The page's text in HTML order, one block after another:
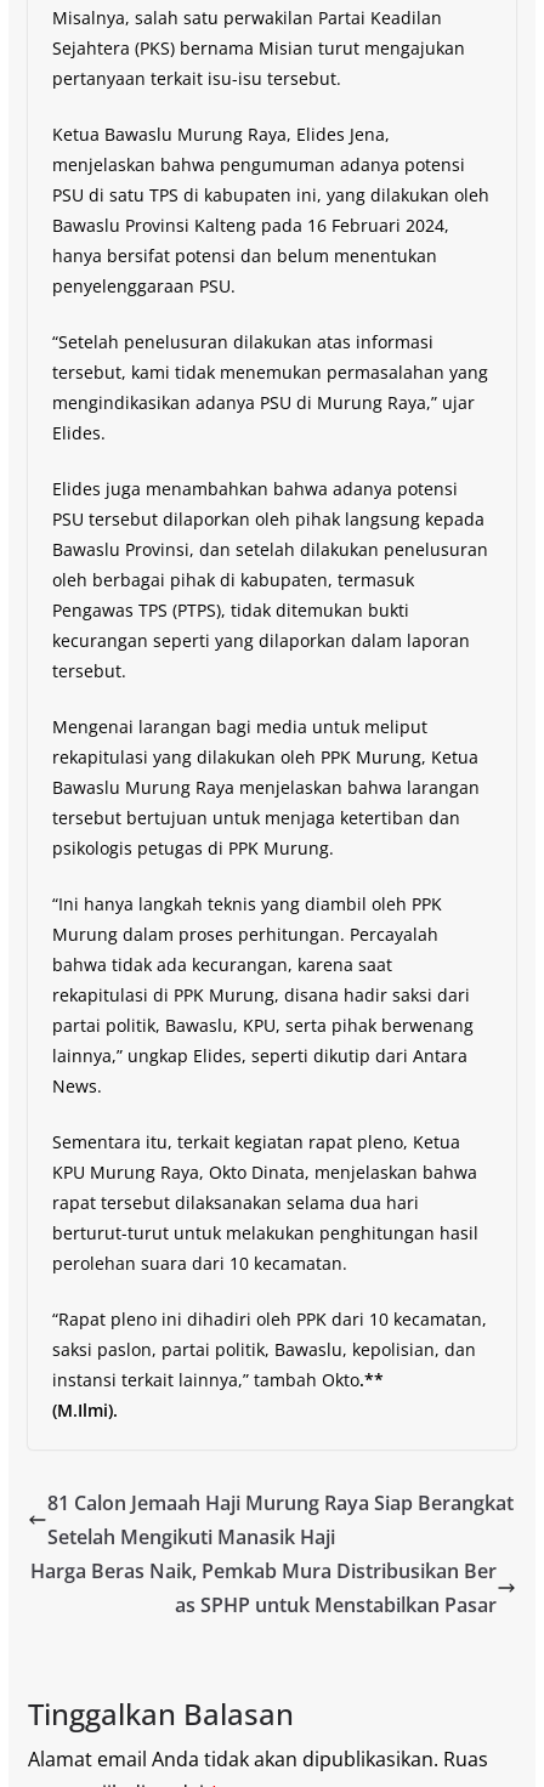
Misalnya, salah satu perwakilan Partai Keadilan
Sejahtera (PKS) bernama Misian turut mengajukan
pertanyaan terkait isu-isu tersebut.
Ketua Bawaslu Murung Raya, Elides Jena,
menjelaskan bahwa pengumuman adanya potensi
PSU di satu TPS di kabupaten ini, yang dilakukan oleh
Bawaslu Provinsi Kalteng pada 16 Februari 2024,
hanya bersifat potensi dan belum menentukan
penyelenggaraan PSU.
“Setelah penelusuran dilakukan atas informasi
tersebut, kami tidak menemukan permasalahan yang
mengindikasikan adanya PSU di Murung Raya,” ujar
Elides.
Elides juga menambahkan bahwa adanya potensi
PSU tersebut dilaporkan oleh pihak langsung kepada
Bawaslu Provinsi, dan setelah dilakukan penelusuran
oleh berbagai pihak di kabupaten, termasuk
Pengawas TPS (PTPS), tidak ditemukan bukti
kecurangan seperti yang dilaporkan dalam laporan
tersebut.
Mengenai larangan bagi media untuk meliput
rekapitulasi yang dilakukan oleh PPK Murung, Ketua
Bawaslu Murung Raya menjelaskan bahwa larangan
tersebut bertujuan untuk menjaga ketertiban dan
psikologis petugas di PPK Murung.
“Ini hanya langkah teknis yang diambil oleh PPK
Murung dalam proses perhitungan. Percayalah
bahwa tidak ada kecurangan, karena saat
rekapitulasi di PPK Murung, disana hadir saksi dari
partai politik, Bawaslu, KPU, serta pihak berwenang
lainnya,” ungkap Elides, seperti dikutip dari Antara
News.
Sementara itu, terkait kegiatan rapat pleno, Ketua
KPU Murung Raya, Okto Dinata, menjelaskan bahwa
rapat tersebut dilaksanakan selama dua hari
berturut-turut untuk melakukan penghitungan hasil
perolehan suara dari 10 kecamatan.
“Rapat pleno ini dihadiri oleh PPK dari 10 kecamatan,
saksi paslon, partai politik, Bawaslu, kepolisian, dan
instansi terkait lainnya,” tambah Okto.**
(M.Ilmi).
81 Calon Jemaah Haji Murung Raya Siap Berangkat
Setelah Mengikuti Manasik Haji
Harga Beras Naik, Pemkab Mura Distribusikan Ber
as SPHP untuk Menstabilkan Pasar
Tinggalkan Balasan
Alamat email Anda tidak akan dipublikasikan. Ruas